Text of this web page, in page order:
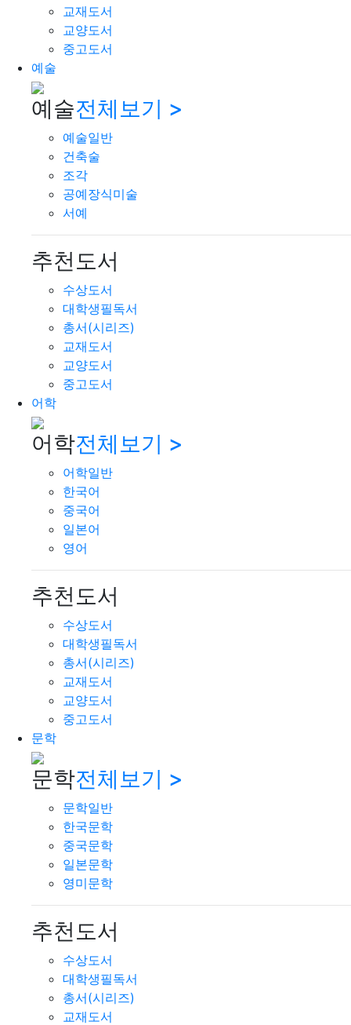
교재도서
교양도서
중고도서
예술
예술전체보기 >
예술일반
건축술
조각
공예장식미술
서예
추천도서
수상도서
대학생필독서
총서(시리즈)
교재도서
교양도서
중고도서
어학
어학전체보기 >
어학일반
한국어
중국어
일본어
영어
추천도서
수상도서
대학생필독서
총서(시리즈)
교재도서
교양도서
중고도서
문학
문학전체보기 >
문학일반
한국문학
중국문학
일본문학
영미문학
추천도서
수상도서
대학생필독서
총서(시리즈)
교재도서